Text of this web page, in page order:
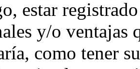
estar
y/o ventajas
como tener